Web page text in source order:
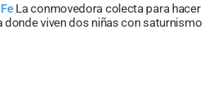
La conmovedora colecta para hacer
donde viven dos niñas con saturnismo